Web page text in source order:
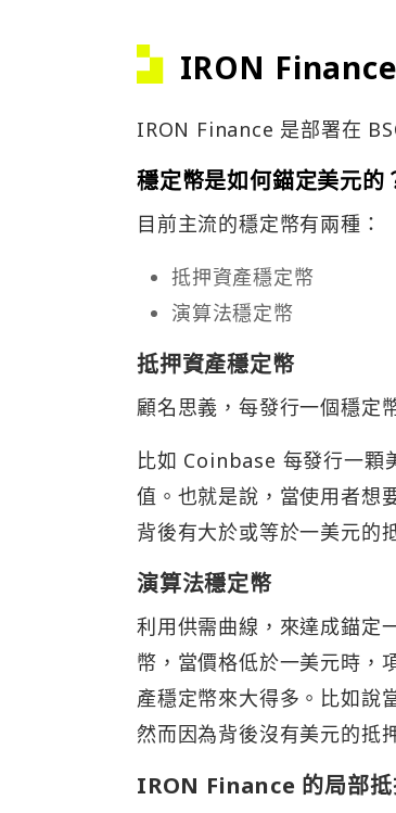
IRON
IRON Finance 是部署在
穩定幣是如何錨定美元的
目前主流的穩定幣有兩種：
抵押資產穩定幣
演算法穩定幣
抵押資產穩定幣
顧名思義，每發行一個穩定
比如 Coinbase 每發行一顆
值。也就是說，當使用者想
背後有大於或等於一美元的
演算法穩定幣
利用供需曲線，來達成錨定
幣，當價格低於一美元時，
產穩定幣來大得多。比如說
然而因為背後沒有美元的抵
IRON Finance 的局部抵